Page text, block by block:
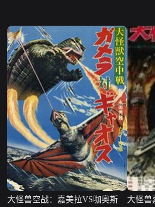
大怪兽空战：嘉美拉VS咖奥斯
大怪兽